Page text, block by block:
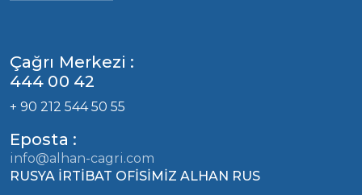
Çağrı Merkezi :
444 00 42
+ 90 212 544 50 55
Eposta :
info@alhan-cagri.com
RUSYA İRTİBAT OFİSİMİZ ALHAN RUS